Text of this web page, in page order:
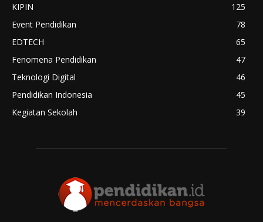
KIPIN
125
Event Pendidikan
78
EDTECH
65
Fenomena Pendidikan
47
Teknologi Digital
46
Pendidikan Indonesia
45
Kegiatan Sekolah
39